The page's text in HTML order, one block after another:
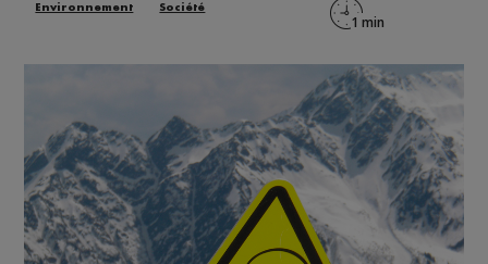
Environnement
Société